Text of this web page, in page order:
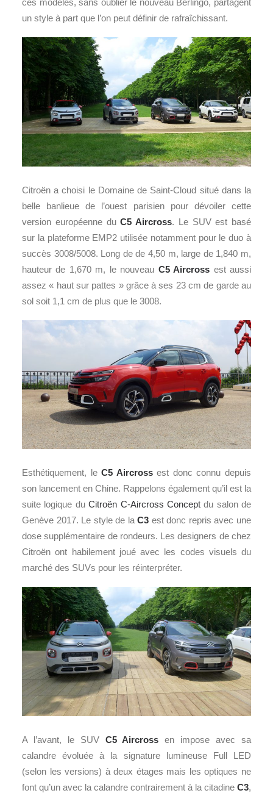
ces modèles, sans oublier le nouveau Berlingo, partagent
un style à part que l’on peut définir de rafraîchissant.
Citroën a choisi le Domaine de Saint-Cloud situé dans la
belle banlieue de l’ouest parisien pour dévoiler cette
version européenne duC5 Aircross. Le SUV est basé
sur la plateforme EMP2 utilisée notamment pour le duo à
succès 3008/5008. Long de de 4,50 m, large de 1,840 m,
hauteur de 1,670 m, le nouveau C5 Aircross est aussi
assez « haut sur pattes » grâce à ses 23 cm de garde au
sol soit 1,1 cm de plus que le 3008.
Esthétiquement, leC5 Aircrossest donc connu depuis
son lancement en Chine. Rappelons également qu’il est la
suite logique duCitroën C-Aircross Conceptdu salon de
Genève 2017. Le style de laC3 est donc repris avec une
dose supplémentaire de rondeurs. Les designers de chez
Citroën ont habilement joué avec les codes visuels du
marché des SUVs pour les réinterpréter.
A l’avant, le SUV C5 Aircross en impose avec sa
calandre évoluée à la signature lumineuse Full LED
(selon les versions) à deux étages mais les optiques ne
font qu’un avec la calandre contrairement à la citadine C3,